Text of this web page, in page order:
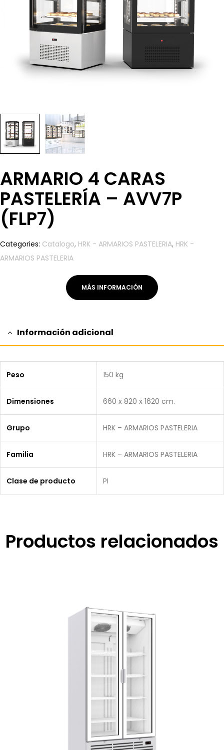
ARMARIO 4 CARAS
PASTELERÍA – AVV7P
(FLP7)
Categories: Catalogo, HRK - ARMARIOS PASTELERIA, HRK -
ARMARIOS PASTELERIA
MÁS INFORMACIÓN
Información adicional
Peso 150 kg
Dimensiones 660 x 820 x 1620 cm.
Grupo HRK – ARMARIOS PASTELERIA
Familia HRK – ARMARIOS PASTELERIA
Clase de producto PI
Productos relacionados